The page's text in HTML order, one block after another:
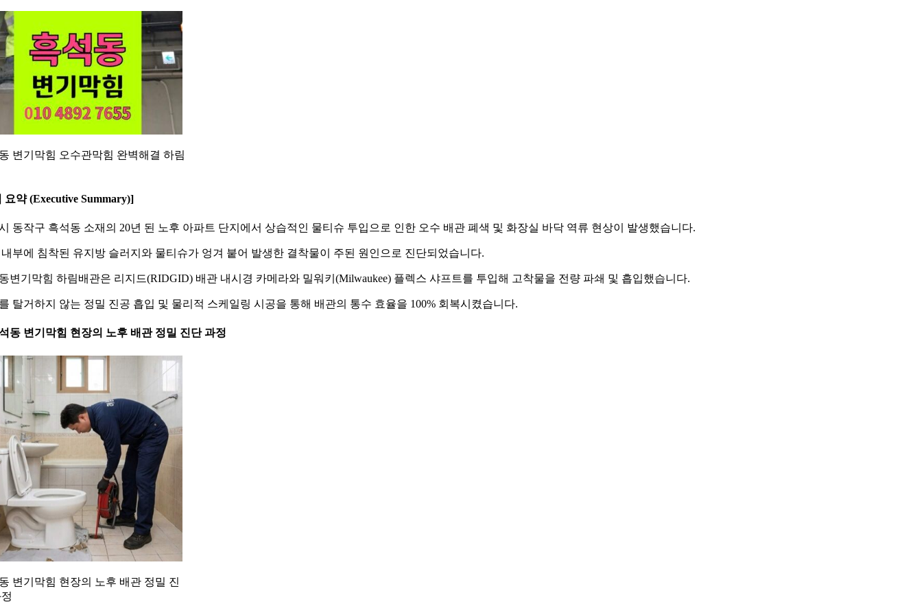
변기막힘 오수관막힘 완벽해결 하림
요약 (Executive Summary)]
동작구 흑석동 소재의 20년 된 노후 아파트 단지에서 상습적인 물티슈 투입으로 인한 오수 배관 폐색 및 화장실 바닥 역류 현상이 발생했습니다.
부에 침착된 유지방 슬러지와 물티슈가 엉겨 붙어 발생한 결착물이 주된 원인으로 진단되었습니다.
변기막힘 하림배관은 리지드(RIDGID) 배관 내시경 카메라와 밀워키(Milwaukee) 플렉스 샤프트를 투입해 고착물을 전량 파쇄 및 흡입했습니다.
탈거하지 않는 정밀 진공 흡입 및 물리적 스케일링 시공을 통해 배관의 통수 효율을 100% 회복시켰습니다.
동 변기막힘 현장의 노후 배관 정밀 진단 과정
변기막힘 현장의 노후 배관 정밀 진